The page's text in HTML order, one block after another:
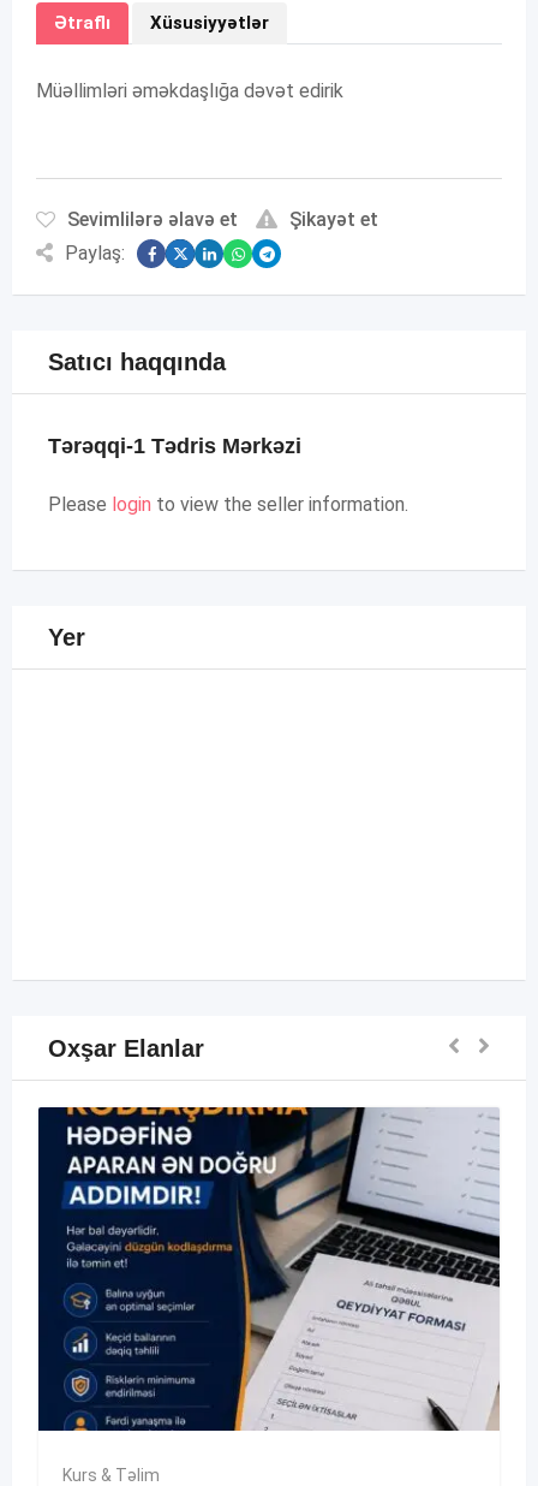
Ətraflı Xüsusiyyətlər
Müəllimləri əməkdaşlığa dəvət edirik
Sevimlilərə əlavə et
Şikayət et
Paylaş:
Satıcı haqqında
Tərəqqi-1 Tədris Mərkəzi
Please login to view the seller information.
Yer
Oxşar Elanlar
Kurs & Təlim